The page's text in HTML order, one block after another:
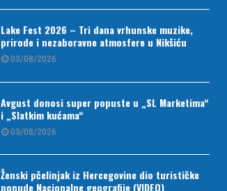
Lake Fest 2026 – Tri dana vrhunske muzike,
prirode i nezaboravne atmosfere u Nikšiću
03/08/2026
Avgust donosi super popuste u „SL Marketima“
i „Slatkim kućama“
03/08/2026
Ženski pčelinjak iz Hercegovine dio turističke
ponude Nacionalne geografije (VIDEO)